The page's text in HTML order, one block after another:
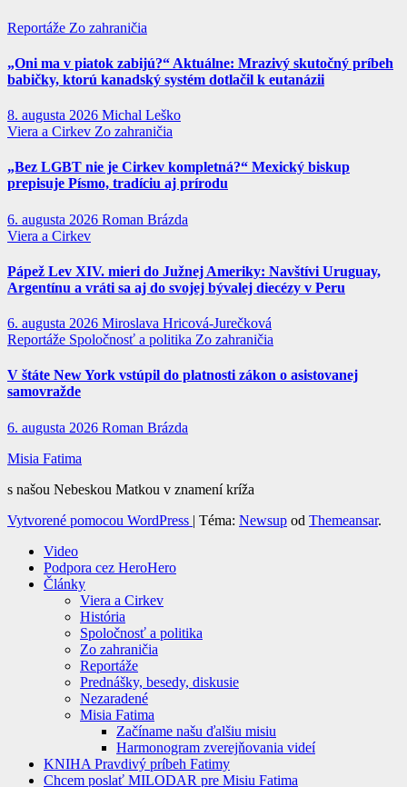
Reportáže Zo zahraničia
„Oni ma v piatok zabijú?“ Aktuálne: Mrazivý skutočný príbeh
babičky, ktorú kanadský systém dotlačil k eutanázii
8. augusta 2026 Michal Leško
Viera a Cirkev Zo zahraničia
„Bez LGBT nie je Cirkev kompletná?“ Mexický biskup
prepisuje Písmo, tradíciu aj prírodu
6. augusta 2026 Roman Brázda
Viera a Cirkev
Pápež Lev XIV. mieri do Južnej Ameriky: Navštívi Uruguay,
Argentínu a vráti sa aj do svojej bývalej diecézy v Peru
6. augusta 2026 Miroslava Hricová-Jurečková
Reportáže Spoločnosť a politika Zo zahraničia
V štáte New York vstúpil do platnosti zákon o asistovanej
samovražde
6. augusta 2026 Roman Brázda
Misia Fatima
s našou Nebeskou Matkou v znamení kríža
Vytvorené pomocou WordPress | Téma: Newsup od Themeansar.
Video
Podpora cez HeroHero
Články
Viera a Cirkev
História
Spoločnosť a politika
Zo zahraničia
Reportáže
Prednášky, besedy, diskusie
Nezaradené
Misia Fatima
Začíname našu ďalšiu misiu
Harmonogram zverejňovania videí
KNIHA Pravdivý príbeh Fatimy
Chcem poslať MILODAR pre Misiu Fatima